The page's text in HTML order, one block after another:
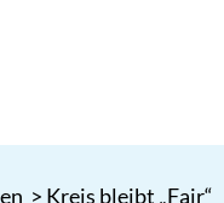
> Kreis bleibt „Fair“